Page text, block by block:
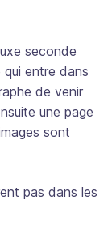
seconde
qui entre dans
de venir
une page
sont
pas dans les